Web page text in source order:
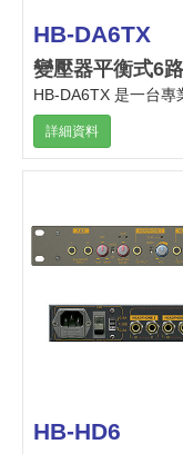
HB-DA6TX
變壓器平衡式6
詳細資料
HB-HD6